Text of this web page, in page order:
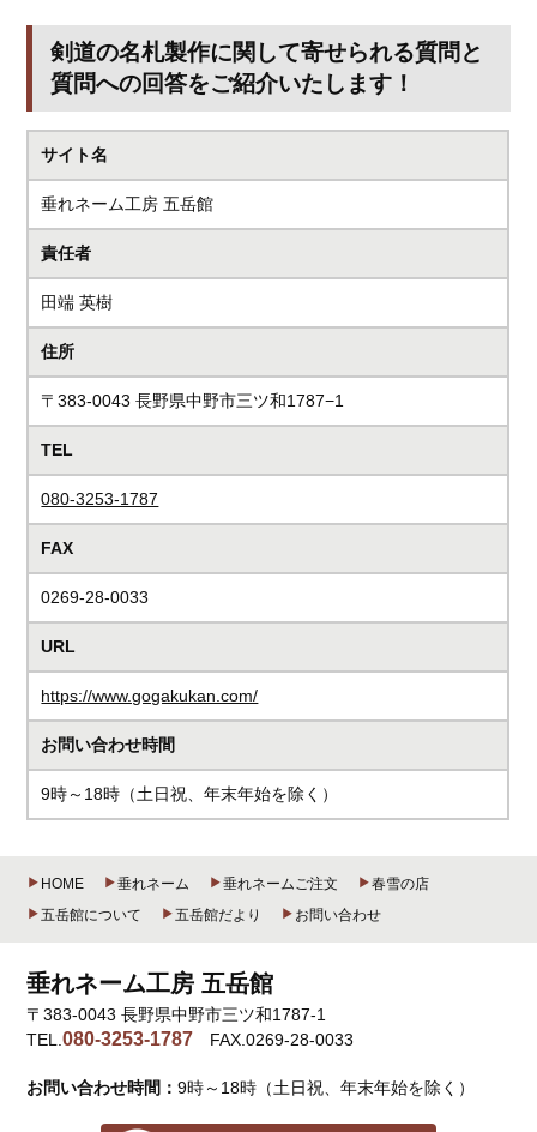
剣道の名札製作に関して寄せられる質問と
質問への回答をご紹介いたします！
サイト名
垂れネーム工房 五岳館
責任者
田端 英樹
住所
〒383-0043 長野県中野市三ツ和1787−1
TEL
080-3253-1787
FAX
0269-28-0033
URL
https://www.gogakukan.com/
お問い合わせ時間
9時～18時（土日祝、年末年始を除く）
HOME 垂れネーム 垂れネームご注文
春雪の店
五岳館について
五岳館だより お問い合わせ
垂れネーム工房 五岳館
〒383-0043 長野県中野市三ツ和1787-1
TEL.080-3253-1787 FAX.0269-28-0033
お問い合わせ時間：9時～18時（土日祝、年末年始を除く）